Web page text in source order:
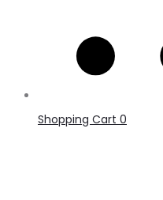
Shopping Cart 0